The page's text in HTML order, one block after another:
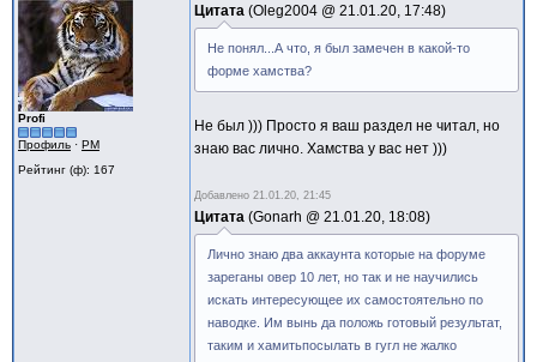
Profi
Профиль · PM
Рейтинг (ф): 167
Цитата Oleg2004 @ 21.01.20, 17:48
Не понял...А что, я был замечен в какой-то
форме хамства?
Не был ))) Просто я ваш раздел не читал, но
знаю вас лично. Хамства у вас нет )))
Добавлено 21.01.20, 21:45
Цитата Gonarh @ 21.01.20, 18:08
Лично знаю два аккаунта которые на форуме
зареганы овер 10 лет, но так и не научились
искать интересующее их самостоятельно по
наводке. Им вынь да положь готовый результат,
таким и хамитьпосылать в гугл не жалко